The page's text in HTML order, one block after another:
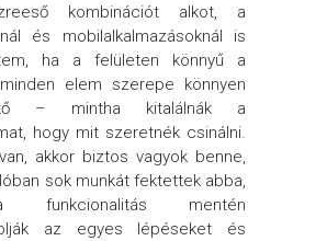
kombinációt alkot, a
és mobilalkalmazásoknál is
ha a felületen könnyű a
elem szerepe könnyen
– mintha kitalálnák a
hogy mit szeretnék csinálni.
akkor biztos vagyok benne,
sok munkát fektettek abba,
mentén
az egyes lépéseket és